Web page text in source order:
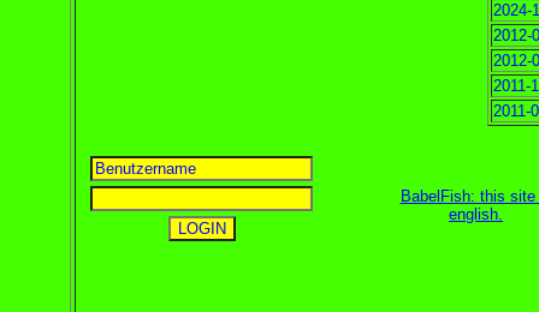
2024-
2012-
2012-
2011-
2011-
BabelFish: this site
english.